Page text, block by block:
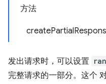
方法
发出请求时，可以设置
完整请求的一部分。这个